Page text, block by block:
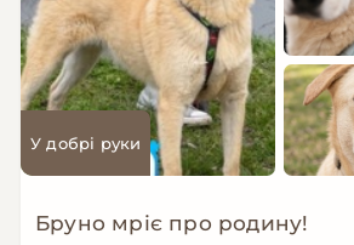
У добрі руки
Бруно мріє про родину!